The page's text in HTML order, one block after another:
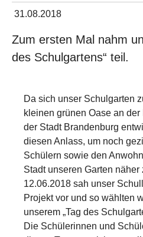
31.08.2018
Zum ersten Mal nahm
des Schulgartens“ teil.
Show larger version
Show larger version
Da sich unser Schulgarten
kleinen grünen Oase an
der Stadt Brandenburg
diesen Anlass, um noch
Schülern sowie den
Stadt unseren Garten näher
12.06.2018 sah unser
Projekt vor und so wählten
unserem „Tag des
Die Schülerinnen und